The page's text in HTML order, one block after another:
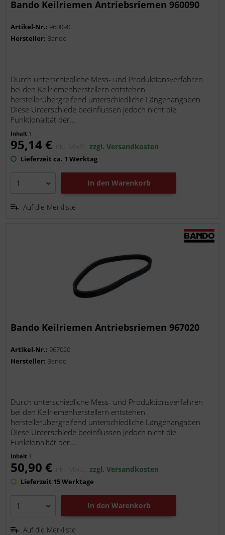
Bando Keilriemen Antriebsriemen 960090
Artikel-Nr.: 960090
Hersteller: Bando
Durch unterschiedliche Mess- und Produktionsverfahren
bei den Keilriemenherstellern entstehen
herstellerübergreifend unterschiedliche Längenangaben.
Diese Unterschiede beeinflussen jedoch nicht die
Funktionalität der...
Inhalt 1
95,14 € inkl. MwSt.zzgl. Versandkosten
Lieferzeit ca. 1 Werktag
In den Warenkorb
Auf die Merkliste
Bando Keilriemen Antriebsriemen 967020
Artikel-Nr.: 967020
Hersteller: Bando
Durch unterschiedliche Mess- und Produktionsverfahren
bei den Keilriemenherstellern entstehen
herstellerübergreifend unterschiedliche Längenangaben.
Diese Unterschiede beeinflussen jedoch nicht die
Funktionalität der...
Inhalt 1
50,90 € inkl. MwSt.zzgl. Versandkosten
Lieferzeit 15 Werktage
In den Warenkorb
Auf die Merkliste